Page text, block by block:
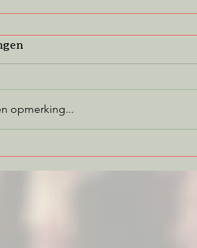
opmerking...